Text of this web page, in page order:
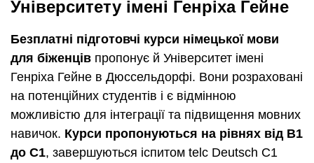
Університету імені Генріха Гейне
Безплатні підготовчі курси німецької мови
для біженців пропонує й Університет імені
Генріха Гейне в Дюссельдорфі. Вони розраховані
на потенційних студентів і є відмінною
можливістю для інтеграції та підвищення мовних
навичок. Курси пропонуються на рівнях від В1
до С1, завершуються іспитом telc Deutsch C1